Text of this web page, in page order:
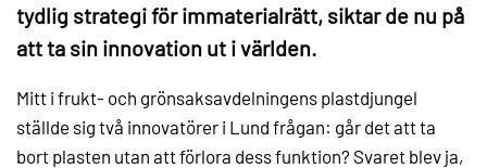
tydlig strategi för immaterialrätt, siktar de nu på
att ta sin innovation ut i världen.
Mitt i frukt- och grönsaksavdelningens plastdjungel
ställde sig två innovatörer i Lund frågan: går det att ta
bort plasten utan att förlora dess funktion? Svaret blev ja,